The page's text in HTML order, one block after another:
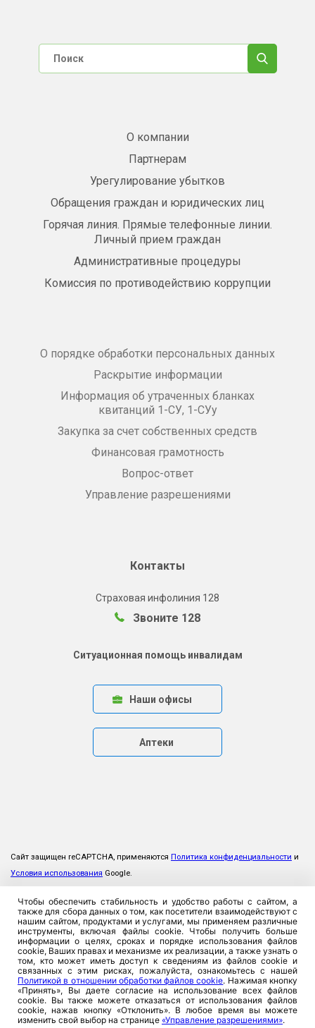
О компании
Партнерам
Урегулирование убытков
Обращения граждан и юридических лиц
Горячая линия. Прямые телефонные линии.
Личный прием граждан
Административные процедуры
Комиссия по противодействию коррупции
О порядке обработки персональных данных
Раскрытие информации
Информация об утраченных бланках
квитанций 1-СУ, 1-СУу
Закупка за счет собственных средств
Финансовая грамотность
Вопрос-ответ
Управление разрешениями
Контакты
Страховая инфолиния 128
Звоните 128
Ситуационная помощь инвалидам
Наши офисы
Аптеки
Сайт защищен reCAPTCHA, применяются Политика конфиденциальности и
Условия использования Google.
Чтобы обеспечить стабильность и удобство работы с сайтом, а
также для сбора данных о том, как посетители взаимодействуют с
нашим сайтом, продуктами и услугами, мы применяем различные
инструменты, включая файлы cookie. Чтобы получить больше
информации о целях, сроках и порядке использования файлов
cookie, Ваших правах и механизме их реализации, а также узнать о
том, кто может иметь доступ к сведениям из файлов cookie и
связанных с этим рисках, пожалуйста, ознакомьтесь с нашей
Политикой в отношении обработки файлов cookie. Нажимая кнопку
«Принять», Вы даете согласие на использование всех файлов
cookie. Вы также можете отказаться от использования файлов
cookie, нажав кнопку «Отклонить». В любое время вы можете
изменить свой выбор на странице «Управление разрешениями».